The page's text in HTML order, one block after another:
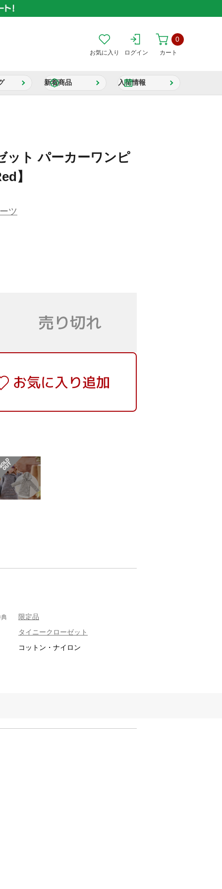
お気に入り ログイン カート
0
新着商品 入荷情報
ット パーカーワンピ
】
ツ
限定品
タイニークローゼット
コットン・ナイロン